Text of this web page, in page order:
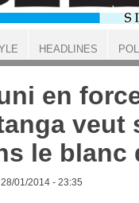
en
veut
le blanc
01/2014 - 23:35
HEADLINES